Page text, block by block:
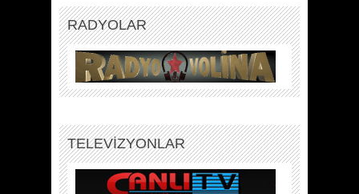
RADYOLAR
TELEVİZYONLAR